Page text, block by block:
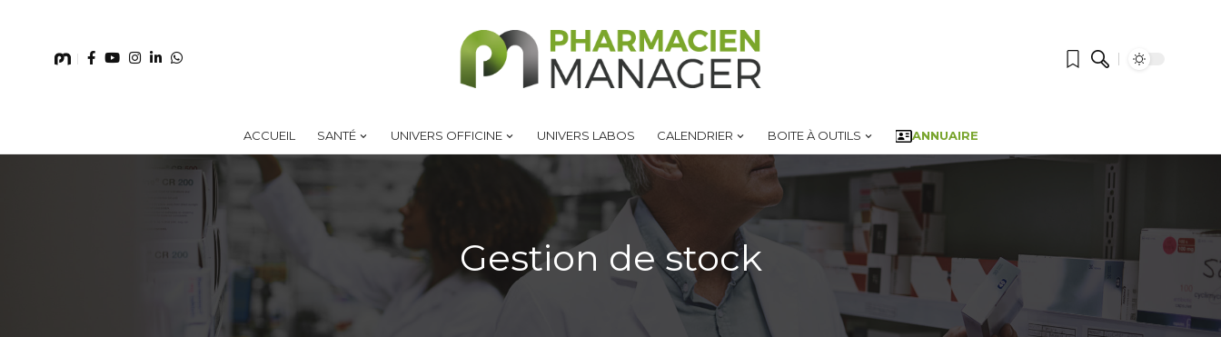
ACCUEIL SANTÉ UNIVERS OFFICINE UNIVERS LABOS CALENDRIER BOITE À OUTILS ANNUAIRE
Gestion de stock